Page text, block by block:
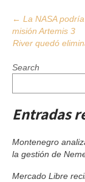
Post
navigation
← La NASA
misión Artemis 3
River quedó
Search
Entradas
Montenegro
la gestión de
Mercado Libre